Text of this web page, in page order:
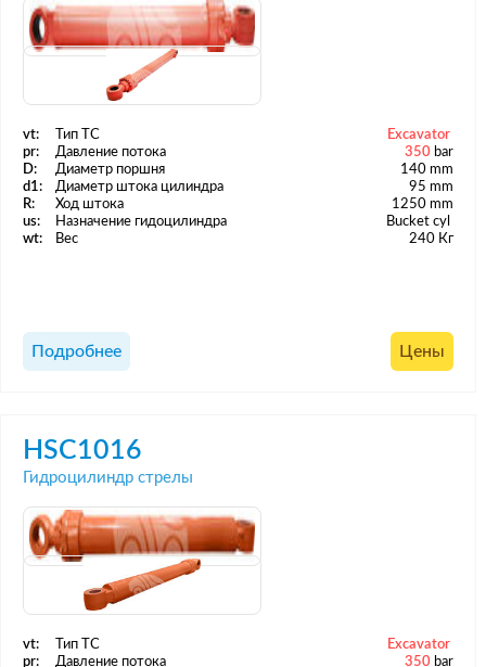
vt: Тип ТС
Excavator
pr:
Давление потока 350 bar
D:
Диаметр поршня
140 mm
d1:
Диаметр штока цилиндра
95 mm
R:
Ход штока
1250 mm
us:
Назначение гидоцилиндра
Bucket cyl
wt:
Вес 240 Кг
Подробнее Цены
HSC1016
Гидроцилиндр стрелы
vt: Тип ТС
Excavator
pr:
Давление потока 350 bar